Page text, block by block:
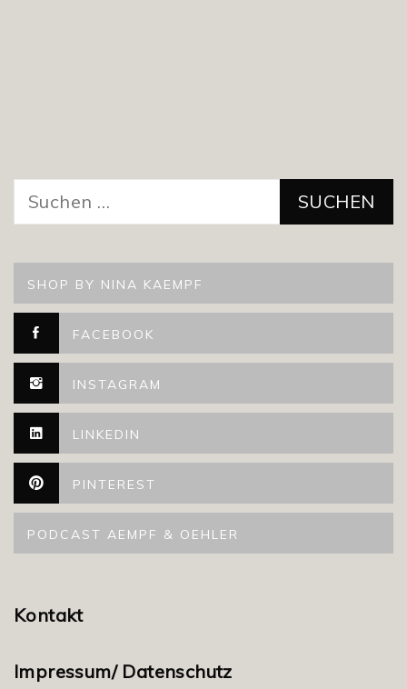
nach:
SHOP BY NINA KAEMPF
FACEBOOK
INSTAGRAM
LINKEDIN
PINTEREST
PODCAST AEMPF & OEHLER
Kontakt
Impressum/ Datenschutz